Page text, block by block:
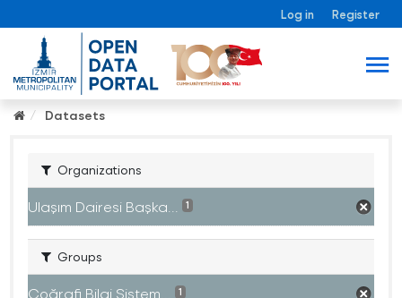
Log in Register
Datasets
Organizations
Ulaşım Dairesi Başka... 1
Groups
Coğrafi Bilgi Sistem... 1